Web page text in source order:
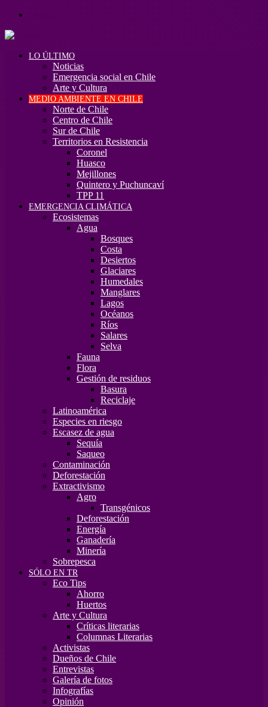
LO ÚLTIMO
Noticias
Emergencia social en Chile
Arte y Cultura
MEDIO AMBIENTE EN CHILE
Norte de Chile
Centro de Chile
Sur de Chile
Territorios en Resistencia
Coronel
Huasco
Mejillones
Quintero y Puchuncaví
TPP 11
EMERGENCIA CLIMÁTICA
Ecosistemas
Agua
Bosques
Costa
Desiertos
Glaciares
Humedales
Manglares
Lagos
Océanos
Ríos
Salares
Selva
Fauna
Flora
Gestión de residuos
Basura
Reciclaje
Latinoamérica
Especies en riesgo
Escasez de agua
Sequía
Saqueo
Contaminación
Deforestación
Extractivismo
Agro
Transgénicos
Deforestación
Energía
Ganadería
Minería
Sobrepesca
SÓLO EN TR
Eco Tips
Ahorro
Huertos
Arte y Cultura
Críticas literarias
Columnas Literarias
Activistas
Dueños de Chile
Entrevistas
Galería de fotos
Infografías
Opinión